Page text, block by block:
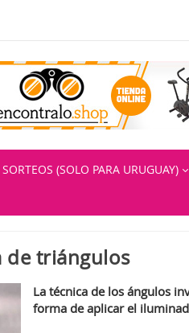
SORTEOS (SOLO PARA URUGUAY)
de triángulos
La técnica de los ángulos
forma de aplicar el